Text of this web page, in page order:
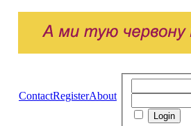
ContactRegisterAbout